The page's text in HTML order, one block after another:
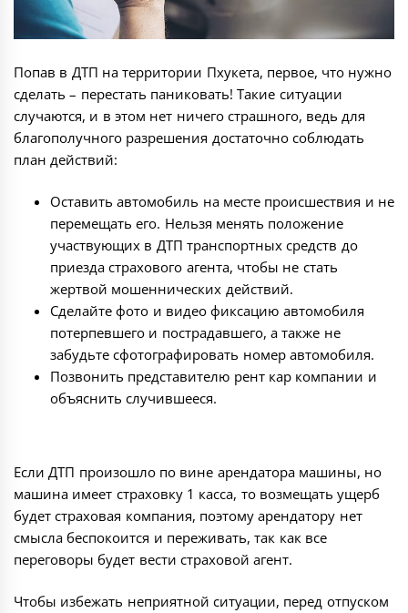
Попав в ДТП на территории Пхукета, первое, что нужно
сделать – перестать паниковать! Такие ситуации
случаются, и в этом нет ничего страшного, ведь для
благополучного разрешения достаточно соблюдать
план действий:
Оставить автомобиль на месте происшествия и не
перемещать его. Нельзя менять положение
участвующих в ДТП транспортных средств до
приезда страхового агента, чтобы не стать
жертвой мошеннических действий.
Сделайте фото и видео фиксацию автомобиля
потерпевшего и пострадавшего, а также не
забудьте сфотографировать номер автомобиля.
Позвонить представителю рент кар компании и
объяснить случившееся.
Если ДТП произошло по вине арендатора машины, но
машина имеет страховку 1 касса, то возмещать ущерб
будет страховая компания, поэтому арендатору нет
смысла беспокоится и переживать, так как все
переговоры будет вести страховой агент.
Чтобы избежать неприятной ситуации, перед отпуском